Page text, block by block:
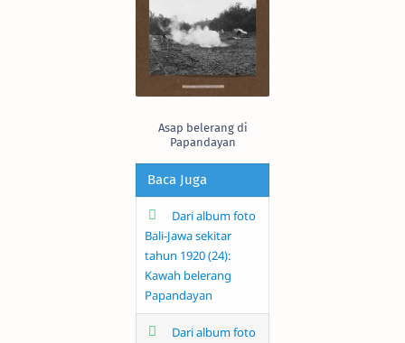
Asap belerang di
Papandayan
Baca Juga
Dari album foto
Bali-Jawa sekitar
tahun 1920 (24):
Kawah belerang
Papandayan
Dari album foto